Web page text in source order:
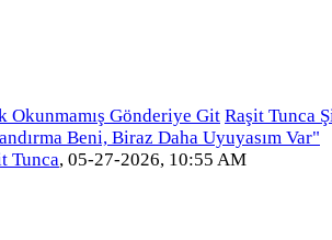
Raşit Tunca
Beni, Biraz Daha Uyuyasım Var"
Tunca, 05-27-2026, 10:55 AM